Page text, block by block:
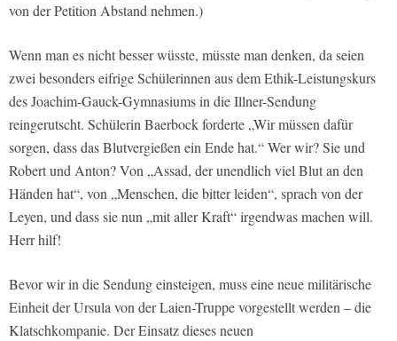
von der Petition Abstand nehmen.)
Wenn man es nicht besser wüsste, müsste man denken, da seien
zwei besonders eifrige Schülerinnen aus dem Ethik-Leistungskurs
des Joachim-Gauck-Gymnasiums in die Illner-Sendung
reingerutscht. Schülerin Baerbock forderte „Wir müssen dafür
sorgen, dass das Blutvergießen ein Ende hat.“ Wer wir? Sie und
Robert und Anton? Von „Assad, der unendlich viel Blut an den
Händen hat“, von „Menschen, die bitter leiden“, sprach von der
Leyen, und dass sie nun „mit aller Kraft“ irgendwas machen will.
Herr hilf!
Bevor wir in die Sendung einsteigen, muss eine neue militärische
Einheit der Ursula von der Laien-Truppe vorgestellt werden – die
Klatschkompanie. Der Einsatz dieses neuen